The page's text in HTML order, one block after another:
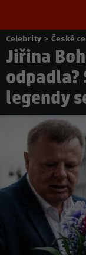
Nacházíte
se
zde:
Celebrity > České
Jiřina
legendy